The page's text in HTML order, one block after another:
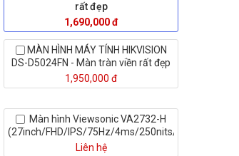
rất đẹp
1,690,000 đ
MÀN HÌNH MÁY TÍNH HIKVISION
DS-D5024FN - Màn tràn viền rất đẹp
1,950,000 đ
Màn hình Viewsonic VA2732-H
(27inch/FHD/IPS/75Hz/4ms/250nits/HDMI+VGA)
Liên hệ